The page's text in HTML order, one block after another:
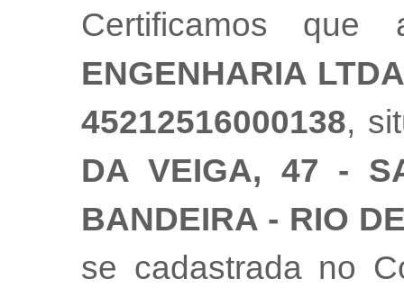
Certificamos
ENGENHARIA
45212516000138,
DA VEIGA, 47 -
BANDEIRA - RIO
se cadastrada no